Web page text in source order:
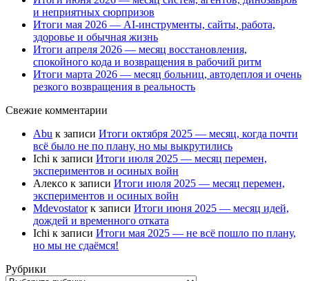
и неприятных сюрпризов
Итоги мая 2026 — AI-инструменты, сайты, работа,
здоровье и обычная жизнь
Итоги апреля 2026 — месяц восстановления,
спокойного кода и возвращения в рабочий ритм
Итоги марта 2026 — месяц больниц, автодеплоя и очень
резкого возвращения в реальность
Свежие комментарии
Abu к записи Итоги октября 2025 — месяц, когда почти
всё было не по плану, но мы выкрутились
Ichi к записи Итоги июля 2025 — месяц перемен,
экспериментов и осиных войн
Алексо к записи Итоги июля 2025 — месяц перемен,
экспериментов и осиных войн
Mdevostatorк записи Итоги июня 2025 — месяц идей,
дождей и временного отката
Ichi к записи Итоги мая 2025 — не всё пошло по плану,
но мы не сдаёмся!
Рубрики